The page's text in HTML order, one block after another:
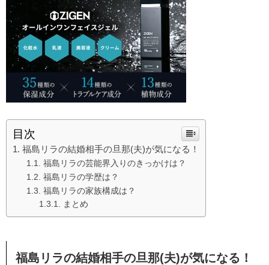
目次
福島リラの結婚相手の旦那(夫)が気になる！
福島リラの芸能界入りのきっかけは？
福島リラの学歴は？
福島リラの家族構成は？
まとめ
福島リラの結婚相手の旦那(夫)が気になる！